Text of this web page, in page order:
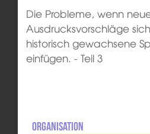
Die Probleme, wenn
Ausdrucksvorschläge
historisch gewachsene
einfügen. - Teil 3
Organisation